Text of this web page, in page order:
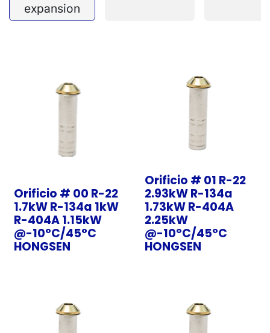
expansion
Orificio # 00 R-22
1.7kW R-134a 1kW
R-404A 1.15kW
@-10°C/45°C
HONGSEN
Orificio # 01 R-22
2.93kW R-134a
1.73kW R-404A
2.25kW
@-10°C/45°C
HONGSEN